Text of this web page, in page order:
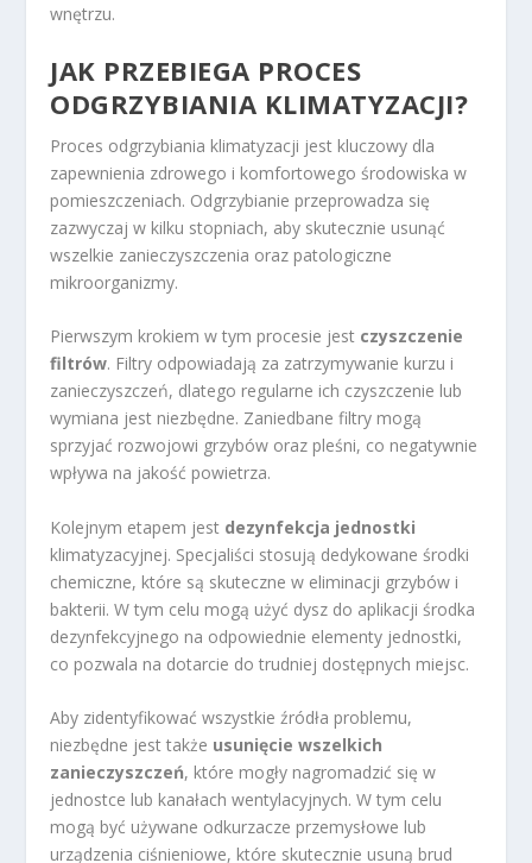
wnętrzu.
JAK PRZEBIEGA PROCES
ODGRZYBIANIA KLIMATYZACJI?
Proces odgrzybiania klimatyzacji jest kluczowy dla
zapewnienia zdrowego i komfortowego środowiska w
pomieszczeniach. Odgrzybianie przeprowadza się
zazwyczaj w kilku stopniach, aby skutecznie usunąć
wszelkie zanieczyszczenia oraz patologiczne
mikroorganizmy.
Pierwszym krokiem w tym procesie jest czyszczenie
filtrów. Filtry odpowiadają za zatrzymywanie kurzu i
zanieczyszczeń, dlatego regularne ich czyszczenie lub
wymiana jest niezbędne. Zaniedbane filtry mogą
sprzyjać rozwojowi grzybów oraz pleśni, co negatywnie
wpływa na jakość powietrza.
Kolejnym etapem jest dezynfekcja jednostki
klimatyzacyjnej. Specjaliści stosują dedykowane środki
chemiczne, które są skuteczne w eliminacji grzybów i
bakterii. W tym celu mogą użyć dysz do aplikacji środka
dezynfekcyjnego na odpowiednie elementy jednostki,
co pozwala na dotarcie do trudniej dostępnych miejsc.
Aby zidentyfikować wszystkie źródła problemu,
niezbędne jest także usunięcie wszelkich
zanieczyszczeń, które mogły nagromadzić się w
jednostce lub kanałach wentylacyjnych. W tym celu
mogą być używane odkurzacze przemysłowe lub
urządzenia ciśnieniowe, które skutecznie usuną brud